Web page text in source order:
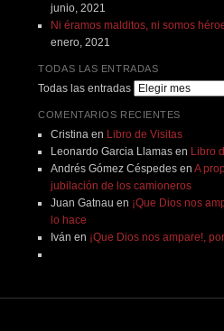
junio, 2021
Ni éramos malditos, ni somos
enero, 2021
TODAS LAS ENTRADAS
Todas las entradas
COMENTARIOS RECIENTES
Cristina en Libro de Visitas
Leonardo Garcia Llamasen Libro
Andrés Gómez Céspedesen A
jubilación de los camioneros
Juan Gatnau en ¡Que Dios nos
lo hace
Iván en ¡Que Dios nos ampare!,